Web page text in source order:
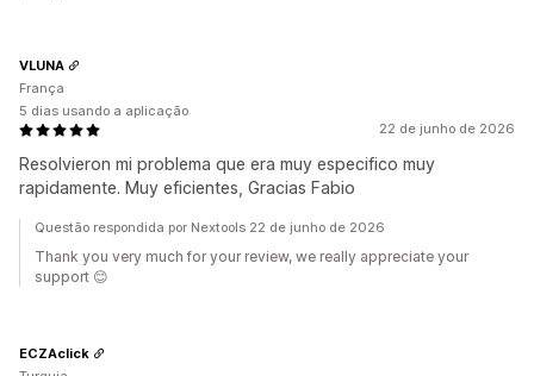
22 de junho de 2026
Resolvieron mi problema que era muy especifico muy
rapidamente. Muy eficientes, Gracias Fabio
VLUNA
França
5 dias usando a aplicação
Questão respondida por Nextools 22 de junho de 2026
Thank you very much for your review, we really appreciate your
support 😊
ECZAclick